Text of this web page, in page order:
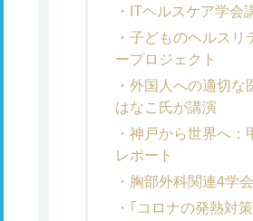
ITヘルスケア学会
子どものヘルスリ
ープロジェクト
外国人への適切な
はなこ氏が講演
神戸から世界へ：
レポート
胸部外科関連4学
｢コロナの発熱対